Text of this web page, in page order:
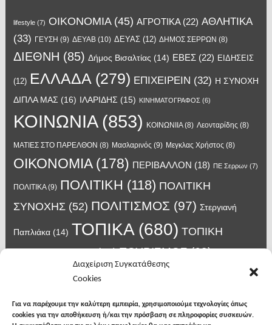
Διαχείριση Συγκατάθεσης
Cookies
Για να παρέχουμε την καλύτερη εμπειρία, χρησιμοποιούμε τεχνολογίες όπως
cookies για την αποθήκευση ή/και την πρόσβαση σε πληροφορίες συσκευών.
lifestyle(7) OIKONOMIA(45) ΑΓΡΟΤΙΚΑ(22) ΑΘΛΗΤΙΚΑ
(33) ΓΕΥΣΗ (9) ΔΕΥΑΒ(10) ΔΕΥΑΣ(12) ΔΗΜΟΣ ΣΕΡΡΩΝ (8)
ΔΙΕΘΝΗ (85) Δήμος Βισαλτίας (14) ΕΒΕΣ(22) ΕΙΔΗΣΕΙΣ
(12) ΕΛΛΑΔΑ(279) ΕΠΙΧΕΙΡΕΙΝ (32) Η ΣΥΝΟΧΗ
ΔΙΠΛΑ ΜΑΣ (16) ΙΛΑΡΙΔΗΣ (15) ΚΙΝΗΜΑΤΟΓΡΑΦΟΣ (6)
ΚΟΙΝΩΝΙΑ(853) ΚΟΙΝΩΝΙΙΑ(8) Λεονταρίδης (8)
ΜΑΤΙΕΣ ΣΤΟ ΠΑΡΕΛΘΟΝ (8) Μασλαρινός (9) Μεγκλας Χρήστος (8)
ΟΙΚΟΝΟΜΙΑ(178) ΠΕΡΙΒΑΛΛΟΝ (18) ΠΕ Σερρων (7)
ΠΟΛΙΤΙΚΑ(9) ΠΟΛΙΤΙΚΗ (118) ΠΟΛΙΤΙΚΗ
ΣΥΝΟΧΗΣ(52) ΠΟΛΙΤΙΣΜΟΣ (97) Στεργιανή
Παπλιάκα(14) ΤΟΠΙΚΑ(680) ΤΟΠΙΚΗ
ΑΥΤΟΔΙΟΙΚΗΣΗ(45) ΤΟΥΡΙΣΜΟΣ(63)
(14) Χατζηβασιλειου
κρούσματα κορονοϊού(18) λαϊκή Νιγρίτας(13) νοσοκομείο Σερρών